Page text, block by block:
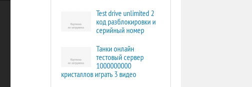
Test drive unlimited 2
код разблокировки и
серийный номер
Танки онлайн
тестовый сервер
1000000000
кристаллов играть 3 видео